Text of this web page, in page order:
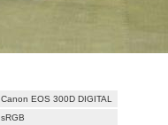
Canon EOS 300D DIGITAL
sRGB